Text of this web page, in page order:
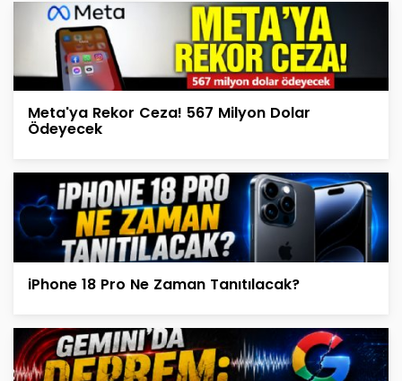
Meta'ya Rekor Ceza! 567 Milyon Dolar
Ödeyecek
iPhone 18 Pro Ne Zaman Tanıtılacak?